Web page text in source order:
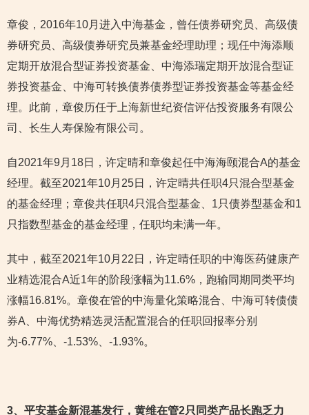
章俊，2016年10月进入中海基金，曾任债券研究员、高级债
券研究员、高级债券研究员兼基金经理助理；现任中海添顺
定期开放混合型证券投资基金、中海添瑞定期开放混合型证
券投资基金、中海可转换债券债券型证券投资基金等基金经
理。此前，章俊历任于上海新世纪资信评估投资服务有限公
司、长生人寿保险有限公司。
自2021年9月18日，许定晴和章俊起任中海海颐混合A的基金
经理。截至2021年10月25日，许定晴共任职4只混合型基金
的基金经理；章俊共任职4只混合型基金、1只债券型基金和1
只指数型基金的基金经理，任职均未满一年。
其中，截至2021年10月22日，许定晴任职的中海医药健康产
业精选混合A近1年的阶段涨幅为11.6%，跑输同期同类平均
涨幅16.81%。章俊在管的中海量化策略混合、中海可转债债
券A、中海优势精选灵活配置混合的任职回报率分别
为-6.77%、-1.53%、-1.93%。
3、平安基金新混基发行，黄维在管2只同类产品长跑乏力